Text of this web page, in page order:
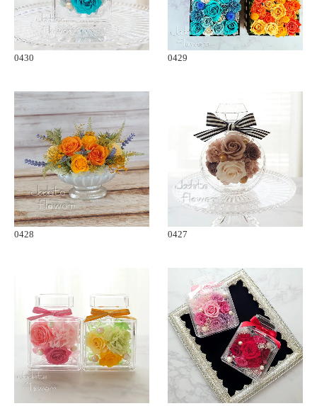
0430 0429
0428 0427